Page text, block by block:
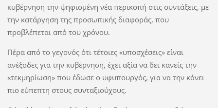
κυβέρνηση την ψηφισμένη νέα περικοπή στις συντάξεις, με
την κατάργηση της προσωπικής διαφοράς, που
προβλέπεται από του χρόνου.
Πέρα από το γεγονός ότι τέτοιες «υποσχέσεις» είναι
ανέξοδες για την κυβέρνηση, έχει αξία να δει κανείς την
«τεκμηρίωση» που έδωσε ο υφυπουργός, για να την κάνει
πιο εύπεπτη στους συνταξιούχους.